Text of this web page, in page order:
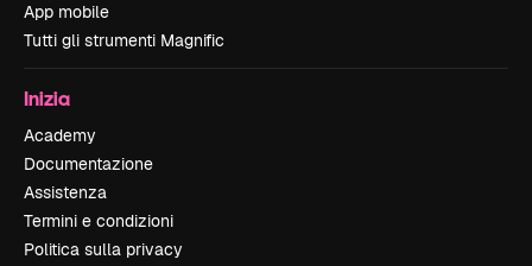
App mobile
Tutti gli strumenti Magnific
Inizia
Academy
Documentazione
Assistenza
Termini e condizioni
Politica sulla privacy